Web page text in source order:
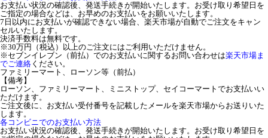
お支払い状況の確認後、発送手続きが開始いたします。お受け取り希望日を
ご指定の場合などは、お早めのお支払いをお願いいたします。
7日以内にお支払いが確認できない場合、楽天市場が自動でご注文をキャン
セルいたします。
決済手数料は無料です。
※30万円（税込）以上のご注文にはご利用いただけません。
※セブンイレブン（前払）でのお支払いに関するお問い合わせは楽天市場ま
でご連絡 ください。
ファミリーマート、ローソン等（前払）
【備考】
ローソン、ファミリーマート、ミニストップ、セイコーマートでお支払いい
ただけます。
ご注文後に、お支払い受付番号を記載したメールを楽天市場からお送りいた
します。
各コンビニでのお支払い方法
お支払い状況の確認後、発送手続きが開始いたします。お受け取り希望日を